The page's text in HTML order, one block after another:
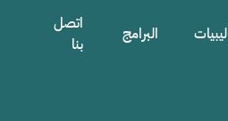
ليبيات البرامج
اتصل
بنا